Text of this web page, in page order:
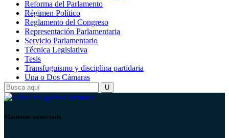
Reforma del Parlamento
Régimen Político
Reglamento del Congreso
Representación Parlamentaria
Servicio Parlamentario
Técnica Legislativa
Tesis
Transfuguismo y disciplina partidaria
Una o Dos Cámaras
Mantente conectado